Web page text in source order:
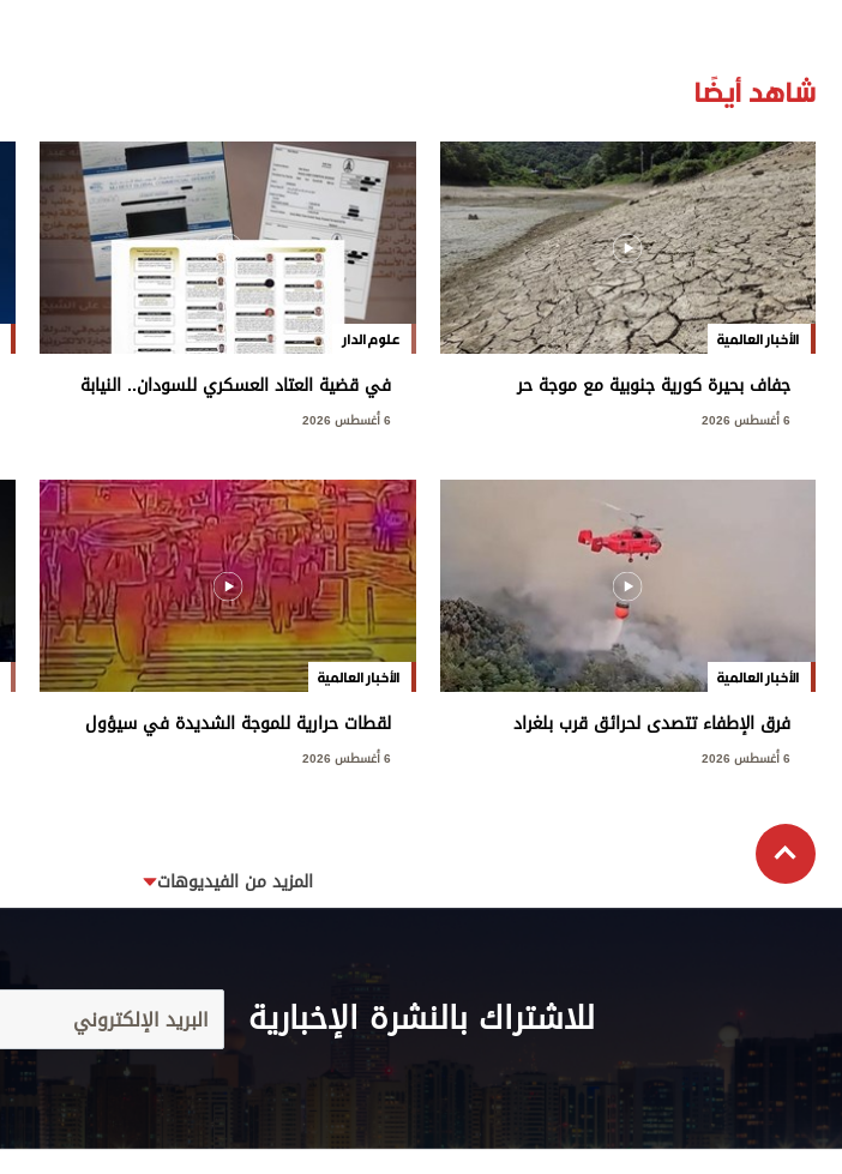
شاهد أيضًا
الأخبار العالمية
جفاف بحيرة كورية جنوبية مع موجة حر
قياسية
6 أغسطس 2026
علوم الدار
في قضية العتاد العسكري للسودان.. النيابة
العامة: مخطط إجرامي استهدف المساس
بسيادة الدولة 6 أغسطس 2026
الأخبار العالمية
فرق الإطفاء تتصدى لحرائق قرب بلغراد
6 أغسطس 2026
الأخبار العالمية
لقطات حرارية للموجة الشديدة في سيؤول
6 أغسطس 2026
المزيد من الفيديوهات
للاشتراك بالنشرة الإخبارية